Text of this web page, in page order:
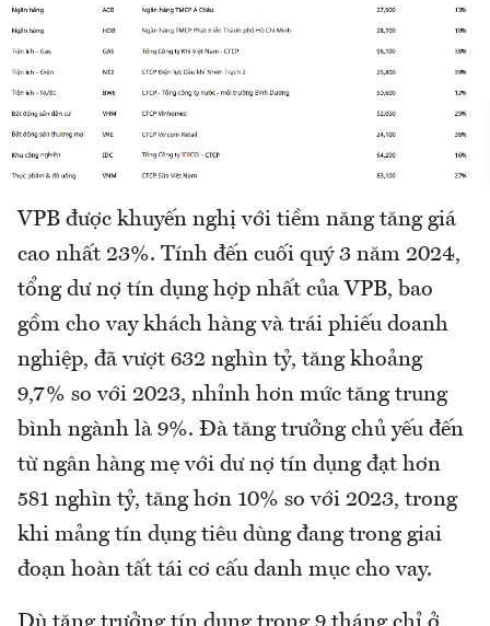
VPB được khuyến nghị với tiềm năng tăng giá
cao nhất 23%. Tính đến cuối quý 3 năm 2024,
tổng dư nợ tín dụng hợp nhất của VPB, bao
gồm cho vay khách hàng và trái phiếu doanh
nghiệp, đã vượt 632 nghìn tỷ, tăng khoảng
9,7% so với 2023, nhỉnh hơn mức tăng trung
bình ngành là 9%. Đà tăng trưởng chủ yếu đến
từ ngân hàng mẹ với dư nợ tín dụng đạt hơn
581 nghìn tỷ, tăng hơn 10% so với 2023, trong
khi mảng tín dụng tiêu dùng đang trong giai
đoạn hoàn tất tái cơ cấu danh mục cho vay.